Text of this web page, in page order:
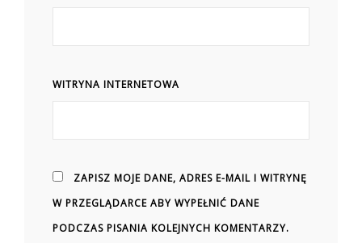
WITRYNA INTERNETOWA
ZAPISZ MOJE DANE, ADRES E-MAIL I WITRYNĘ
W PRZEGLĄDARCE ABY WYPEŁNIĆ DANE
PODCZAS PISANIA KOLEJNYCH KOMENTARZY.